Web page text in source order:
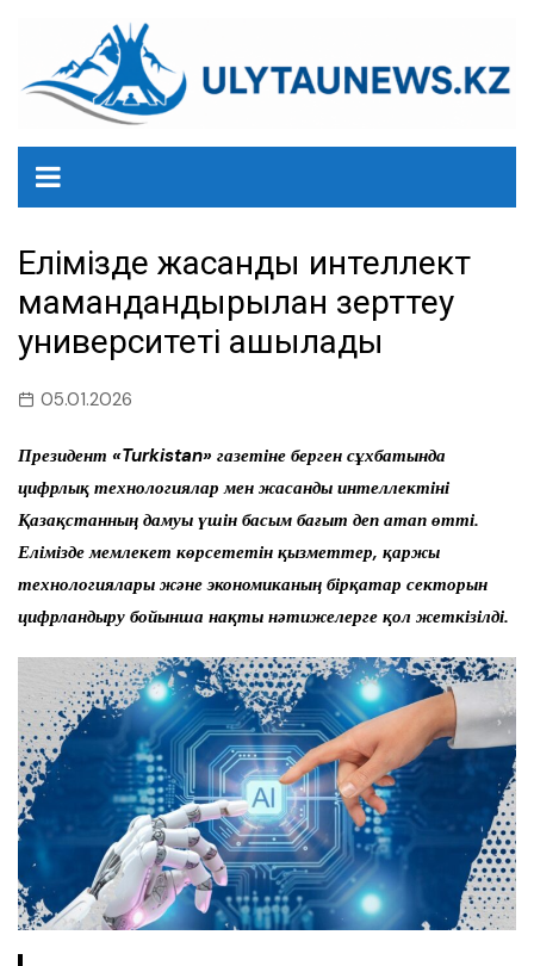
содержанию
Елімізде жасанды интеллект
мамандандырылған зерттеу
университеті ашылады
05.01.2026
Президент «Turkistan» газетіне берген сұхбатында
цифрлық технологиялар мен жасанды интеллектіні
Қазақстанның дамуы үшін басым бағыт деп атап өтті.
Елімізде мемлекет көрсететін қызметтер, қаржы
технологиялары және экономиканың бірқатар секторын
цифрландыру бойынша нақты нәтижелерге қол жеткізілді.